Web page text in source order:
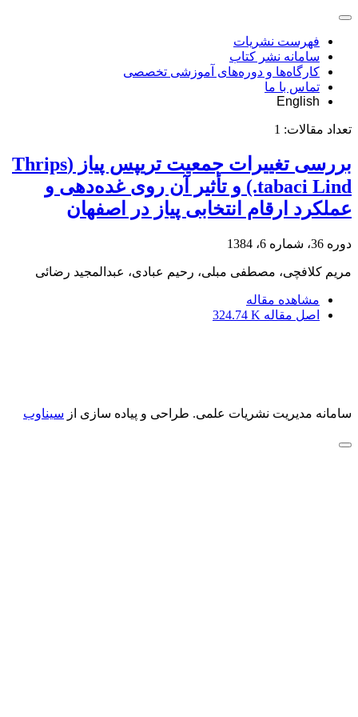
فهرست نشریات
سامانه نشر کتاب
کارگاه‌ها و دوره‌های آموزشی تخصصی
تماس با ما
English
تعداد مقالات: 1
بررسی تغییرات جمعیت تریپس پیاز (Thrips
tabaci Lind.) و تأثیر آن روی غده‌دهی و
عملکرد ارقام انتخابی پیاز در اصفهان
دوره 36، شماره 6، 1384
مریم کلافچی، مصطفی مبلی، رحیم عبادی، عبدالمجید رضائی
مشاهده مقاله
اصل مقاله 324.74 K
سامانه مدیریت نشریات علمی. طراحی و پیاده سازی از سیناوب